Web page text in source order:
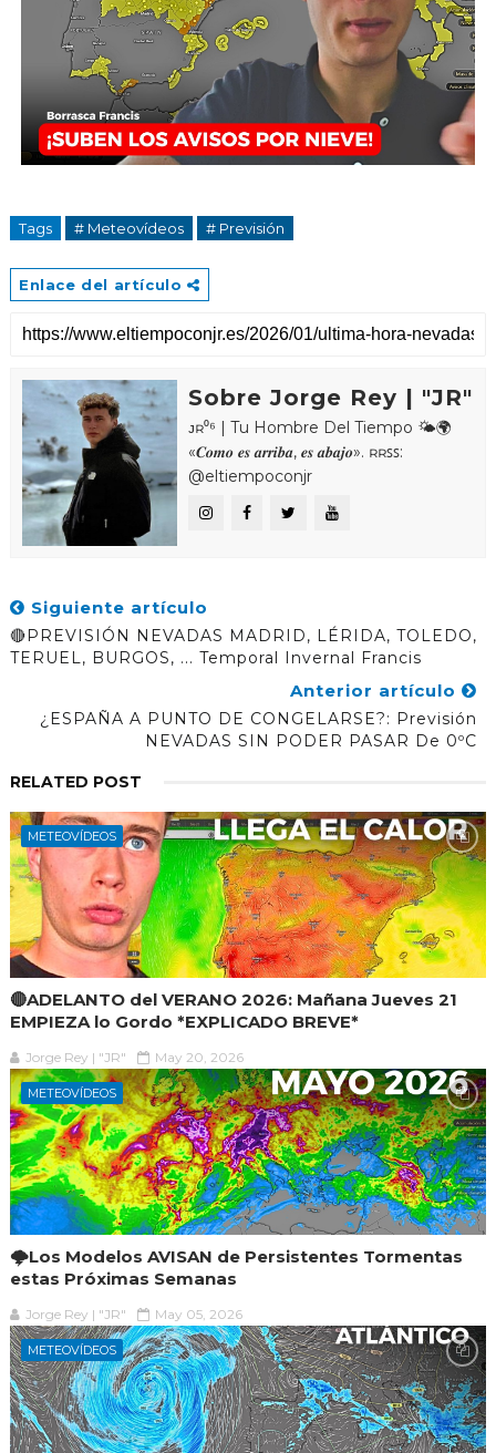
Tags # Meteovídeos # Previsión
Enlace del artículo
Sobre Jorge Rey | "JR"
ᴊʀ⁰⁶ | Tu Hombre Del Tiempo 🌤🌍
«𝑪𝒐𝒎𝒐 𝒆𝒔 𝒂𝒓𝒓𝒊𝒃𝒂, 𝒆𝒔 𝒂𝒃𝒂𝒋𝒐». ʀʀꜱꜱ:
@eltiempoconjr
Siguiente artículo
🔴PREVISIÓN NEVADAS MADRID, LÉRIDA, TOLEDO,
TERUEL, BURGOS, ... Temporal Invernal Francis
Anterior artículo
¿ESPAÑA A PUNTO DE CONGELARSE?: Previsión
NEVADAS SIN PODER PASAR De 0ºC
RELATED POST
METEOVÍDEOS
🔴ADELANTO del VERANO 2026: Mañana Jueves 21
EMPIEZA lo Gordo *EXPLICADO BREVE*
Jorge Rey | "JR" May 20, 2026
METEOVÍDEOS
🌩️Los Modelos AVISAN de Persistentes Tormentas
estas Próximas Semanas
Jorge Rey | "JR" May 05, 2026
METEOVÍDEOS